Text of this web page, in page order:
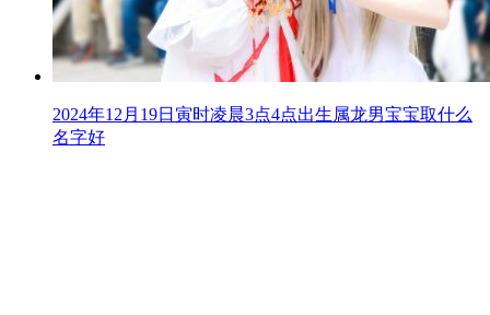
2024年12月19日寅时凌晨3点4点出生属龙男宝宝取什么
名字好